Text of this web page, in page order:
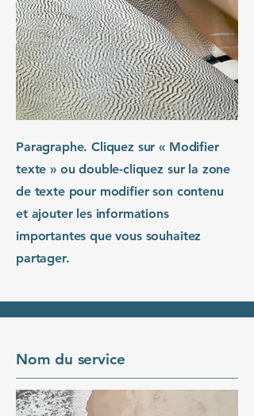
Paragraphe. Cliquez sur « Modifier
texte » ou double-cliquez sur la zone
de texte pour modifier son contenu
et ajouter les informations
importantes que vous souhaitez
partager.
Nom du service